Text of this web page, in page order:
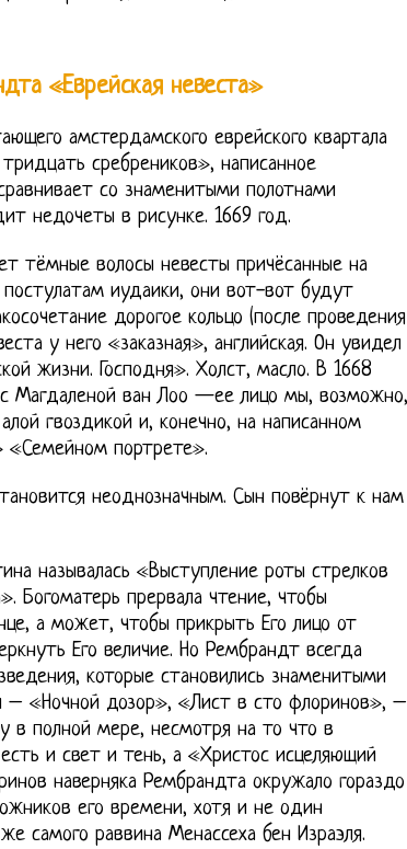
«Еврейская невеста»
амстердамского еврейского квартала
сребреников», написанное
со знаменитыми полотнами
недочеты в рисунке. 1669 год.
тёмные волосы невесты причёсанные на
постулатам иудаики, они вот-вот будут
дорогое кольцо (после проведения
у него «заказная», английская. Он увидел
жизни. Господня». Холст, масло. В 1668
Магдаленой ван Лоо —ее лицо мы, возможно,
гвоздикой и, конечно, на написанном
«Семейном портрете».
неоднозначным. Сын повёрнут к нам
называлась «Выступление роты стрелков
Богоматерь прервала чтение, чтобы
а может, чтобы прикрыть Его лицо от
Его величие. Но Рембрандт всегда
которые становились знаменитыми
«Ночной дозор», «Лист в сто флоринов», –
в полной мере, несмотря на то что в
и свет и тень, а «Христос исцеляющий
наверняка Рембрандта окружало гораздо
его времени, хотя и не один
самого раввина Менассеха бен Израэля.